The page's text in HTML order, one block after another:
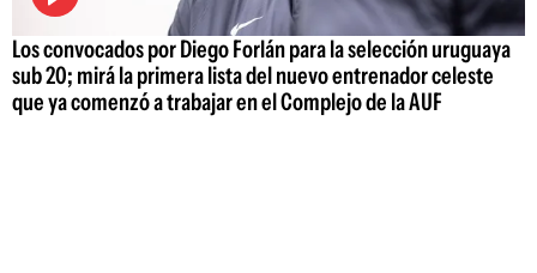
Los convocados por Diego Forlán para la selección uruguaya
sub 20; mirá la primera lista del nuevo entrenador celeste
que ya comenzó a trabajar en el Complejo de la AUF